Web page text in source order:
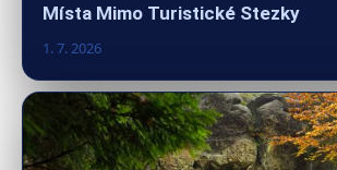
Místa Mimo Turistické Stezky
1. 7. 2026